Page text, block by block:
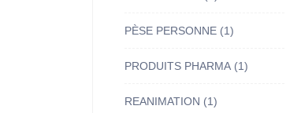
PÈSE PERSONNE (1)
PRODUITS PHARMA (1)
REANIMATION (1)